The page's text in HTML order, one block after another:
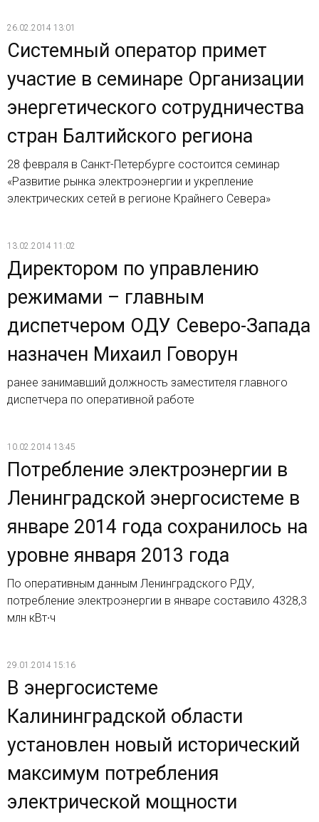
26.02.2014 13:01
Системный оператор примет
участие в семинаре Организации
энергетического сотрудничества
стран Балтийского региона
28 февраля в Санкт-Петербурге состоится семинар
«Развитие рынка электроэнергии и укрепление
электрических сетей в регионе Крайнего Севера»
13.02.2014 11:02
Директором по управлению
режимами – главным
диспетчером ОДУ Северо-Запада
назначен Михаил Говорун
ранее занимавший должность заместителя главного
диспетчера по оперативной работе
10.02.2014 13:45
Потребление электроэнергии в
Ленинградской энергосистеме в
январе 2014 года сохранилось на
уровне января 2013 года
По оперативным данным Ленинградского РДУ,
потребление электроэнергии в январе составило 4328,3
млн кВт∙ч
29.01.2014 15:16
В энергосистеме
Калининградской области
установлен новый исторический
максимум потребления
электрической мощности